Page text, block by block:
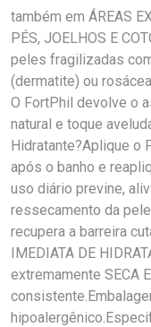
também em ÁREAS
PÉS, JOELHOS E
peles fragilizadas
(dermatite) ou
O FortPhil devolve o
natural e toque
Hidratante?Aplique o
após o banho e
uso diário previne,
ressecamento da
recupera a barreira
IMEDIATA DE
extremamente SECA